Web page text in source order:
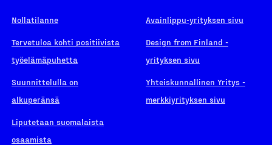
Nollatilanne
Tervetuloa kohti positiivista
työelämäpuhetta
Suunnittelulla on
alkuperänsä
Liputetaan suomalaista
osaamista
Avainlippu-yrityksen sivu
Design from Finland -
yrityksen sivu
Yhteiskunnallinen Yritys -
merkkiyrityksen sivu